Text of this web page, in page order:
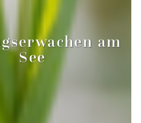
am
See